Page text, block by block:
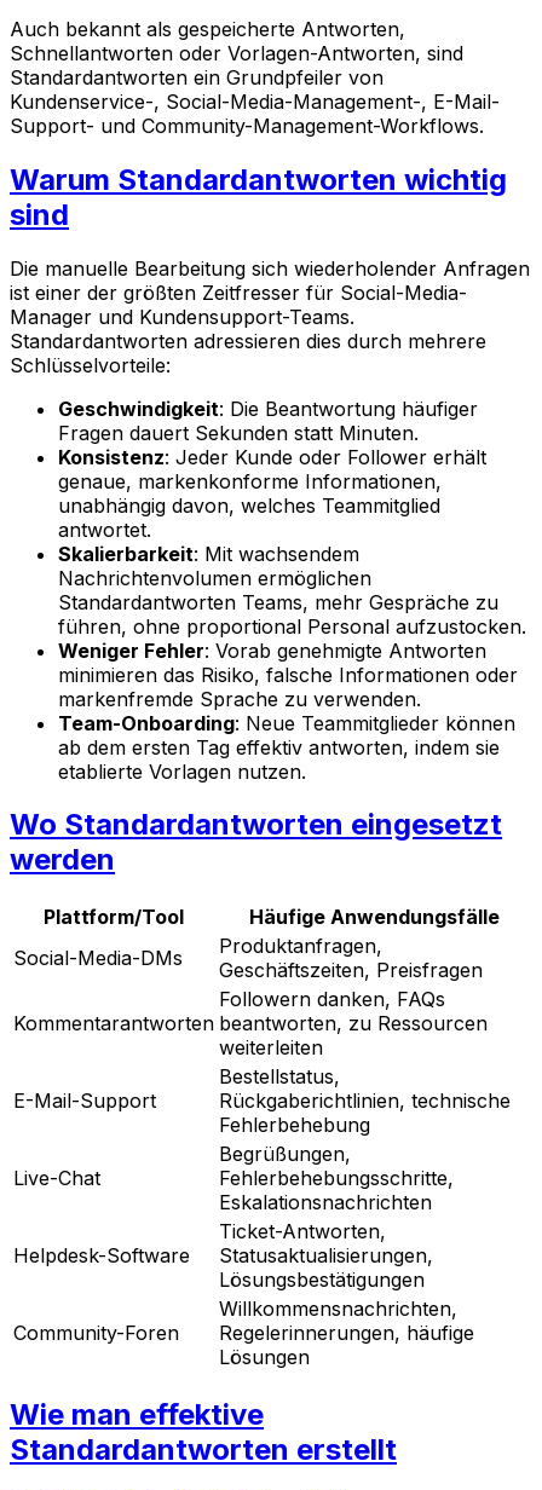
Auch bekannt als gespeicherte Antworten,
Schnellantworten oder Vorlagen-Antworten, sind
Standardantworten ein Grundpfeiler von
Kundenservice-, Social-Media-Management-, E-Mail-
Support- und Community-Management-Workflows.
Warum Standardantworten wichtig
sind
Die manuelle Bearbeitung sich wiederholender Anfragen
ist einer der größten Zeitfresser für Social-Media-
Manager und Kundensupport-Teams.
Standardantworten adressieren dies durch mehrere
Schlüsselvorteile:
Geschwindigkeit: Die Beantwortung häufiger
Fragen dauert Sekunden statt Minuten.
Konsistenz: Jeder Kunde oder Follower erhält
genaue, markenkonforme Informationen,
unabhängig davon, welches Teammitglied
antwortet.
Skalierbarkeit: Mit wachsendem
Nachrichtenvolumen ermöglichen
Standardantworten Teams, mehr Gespräche zu
führen, ohne proportional Personal aufzustocken.
Weniger Fehler: Vorab genehmigte Antworten
minimieren das Risiko, falsche Informationen oder
markenfremde Sprache zu verwenden.
Team-Onboarding: Neue Teammitglieder können
ab dem ersten Tag effektiv antworten, indem sie
etablierte Vorlagen nutzen.
Wo Standardantworten eingesetzt
werden
Plattform/Tool
Häufige Anwendungsfälle
Social-Media-DMs
Produktanfragen,
Geschäftszeiten, Preisfragen
Kommentarantworten
Followern danken, FAQs
beantworten, zu Ressourcen
weiterleiten
E-Mail-Support
Bestellstatus,
Rückgaberichtlinien, technische
Fehlerbehebung
Live-Chat
Begrüßungen,
Fehlerbehebungsschritte,
Eskalationsnachrichten
Helpdesk-Software
Ticket-Antworten,
Statusaktualisierungen,
Lösungsbestätigungen
Community-Foren
Willkommensnachrichten,
Regelerinnerungen, häufige
Lösungen
Wie man effektive
Standardantworten erstellt